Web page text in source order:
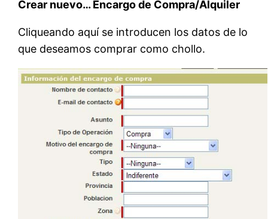
Crear nuevo… Encargo de Compra/Alquiler
Cliqueando aquí se introducen los datos de lo
que deseamos comprar como chollo.